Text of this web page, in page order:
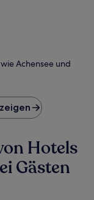
Achensee und
Hotels
Gästen